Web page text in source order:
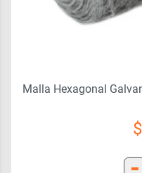
Malla Hexagonal
$